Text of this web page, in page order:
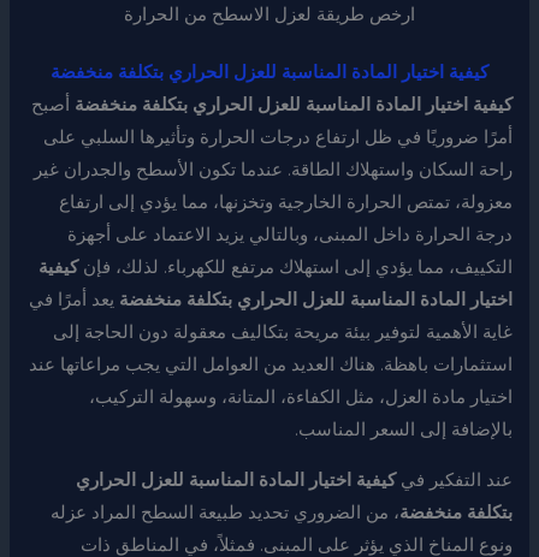
ارخص طريقة لعزل الاسطح من الحرارة
كيفية اختيار المادة المناسبة للعزل الحراري بتكلفة منخفضة
كيفية اختيار المادة المناسبة للعزل الحراري بتكلفة منخفضة أصبح
أمرًا ضروريًا في ظل ارتفاع درجات الحرارة وتأثيرها السلبي على
راحة السكان واستهلاك الطاقة. عندما تكون الأسطح والجدران غير
معزولة، تمتص الحرارة الخارجية وتخزنها، مما يؤدي إلى ارتفاع
درجة الحرارة داخل المبنى، وبالتالي يزيد الاعتماد على أجهزة
التكييف، مما يؤدي إلى استهلاك مرتفع للكهرباء. لذلك، فإنكيفية
اختيار المادة المناسبة للعزل الحراري بتكلفة منخفضة يعد أمرًا في
غاية الأهمية لتوفير بيئة مريحة بتكاليف معقولة دون الحاجة إلى
استثمارات باهظة. هناك العديد من العوامل التي يجب مراعاتها عند
اختيار مادة العزل، مثل الكفاءة، المتانة، وسهولة التركيب،
بالإضافة إلى السعر المناسب.
عند التفكير فيكيفية اختيار المادة المناسبة للعزل الحراري
بتكلفة منخفضة، من الضروري تحديد طبيعة السطح المراد عزله
ونوع المناخ الذي يؤثر على المبنى. فمثلاً، في المناطق ذات